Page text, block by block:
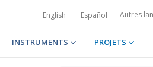
English Español Autres
INSTRUMENTS PROJETS